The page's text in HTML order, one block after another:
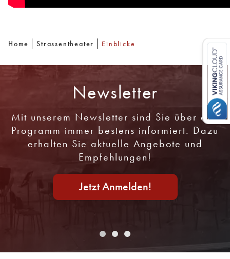
Home Strassentheater Einblicke
Newsletter
Mit unserem Newsletter sind Sie über das
Programm immer bestens informiert. Dazu
erhalten Sie aktuelle Angebote und
Empfehlungen!
Jetzt Anmelden!